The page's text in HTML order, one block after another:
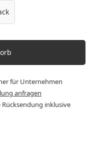
gewünschten
für Unternehmen
anfragen
Rücksendung inklusive